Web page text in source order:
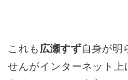
これも 広瀬すず自身が明
せんがインターネット上